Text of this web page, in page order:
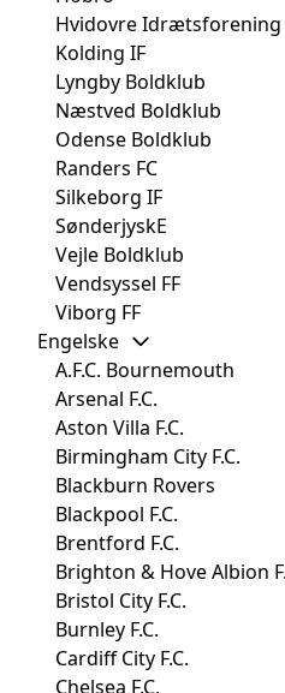
Hvidovre Idrætsforening
Kolding IF
Lyngby Boldklub
Næstved Boldklub
Odense Boldklub
Randers FC
Silkeborg IF
SønderjyskE
Vejle Boldklub
Vendsyssel FF
Viborg FF
Engelske
A.F.C. Bournemouth
Arsenal F.C.
Aston Villa F.C.
Birmingham City F.C.
Blackburn Rovers
Blackpool F.C.
Brentford F.C.
Brighton & Hove Albion
Bristol City F.C.
Burnley F.C.
Cardiff City F.C.
Chelsea F.C.